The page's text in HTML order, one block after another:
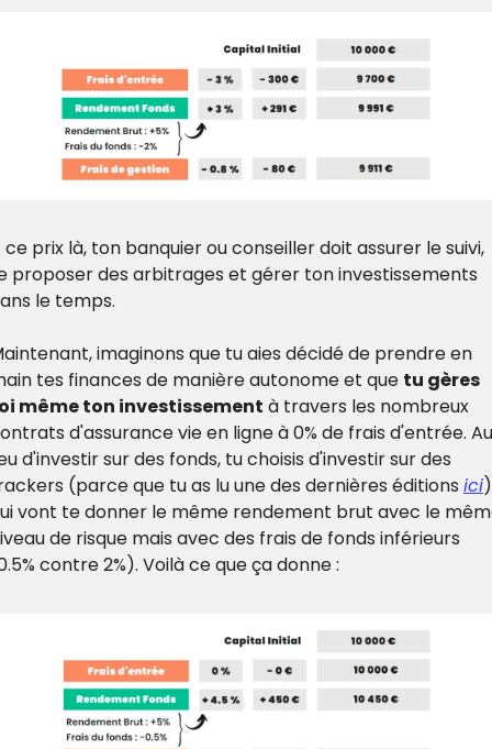
ce prix là, ton banquier ou conseiller doit assurer le suivi,
proposer des arbitrages et gérer ton investissements
le temps.
imaginons que tu aies décidé de prendre en
tes finances de manière autonome et que tu gères
même ton investissement à travers les nombreux
d'assurance vie en ligne à 0% de frais d'entrée. Au
d'investir sur des fonds, tu choisis d'investir sur des
(parce que tu as lu une des dernières éditions ici)
vont te donner le même rendement brut avec le
de risque mais avec des frais de fonds inférieurs
contre 2%). Voilà ce que ça donne :